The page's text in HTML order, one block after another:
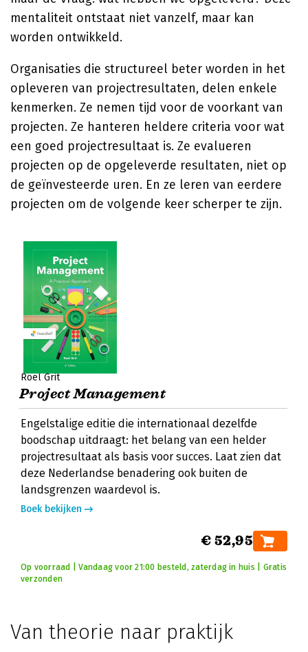
mentaliteit ontstaat niet vanzelf, maar kan
worden ontwikkeld.
Organisaties die structureel beter worden in het
opleveren van projectresultaten, delen enkele
kenmerken. Ze nemen tijd voor de voorkant van
projecten. Ze hanteren heldere criteria voor wat
een goed projectresultaat is. Ze evalueren
projecten op de opgeleverde resultaten, niet op
de geïnvesteerde uren. En ze leren van eerdere
projecten om de volgende keer scherper te zijn.
Roel Grit
Project Management
Engelstalige editie die internationaal dezelfde
boodschap uitdraagt: het belang van een helder
projectresultaat als basis voor succes. Laat zien dat
deze Nederlandse benadering ook buiten de
landsgrenzen waardevol is.
Boek bekijken
€ 52,95
Op voorraad | Vandaag voor 21:00 besteld, zaterdag in huis | Gratis
verzonden
Van theorie naar praktijk